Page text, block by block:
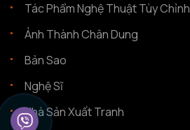
Tác Phẩm Nghệ Thuật Tùy Chỉnh
Ảnh Thành Chân Dung
Bản Sao
Nghệ Sĩ
Nhà Sản Xuất Tranh